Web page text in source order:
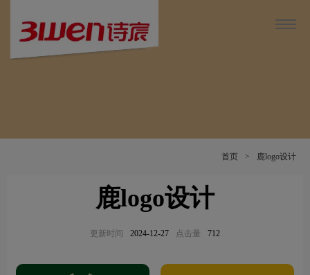
首页 > 鹿logo设计
鹿logo设计
更新时间 2024-12-27 点击量 712